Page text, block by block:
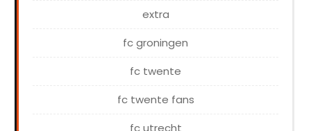
extra
fc groningen
fc twente
fc twente fans